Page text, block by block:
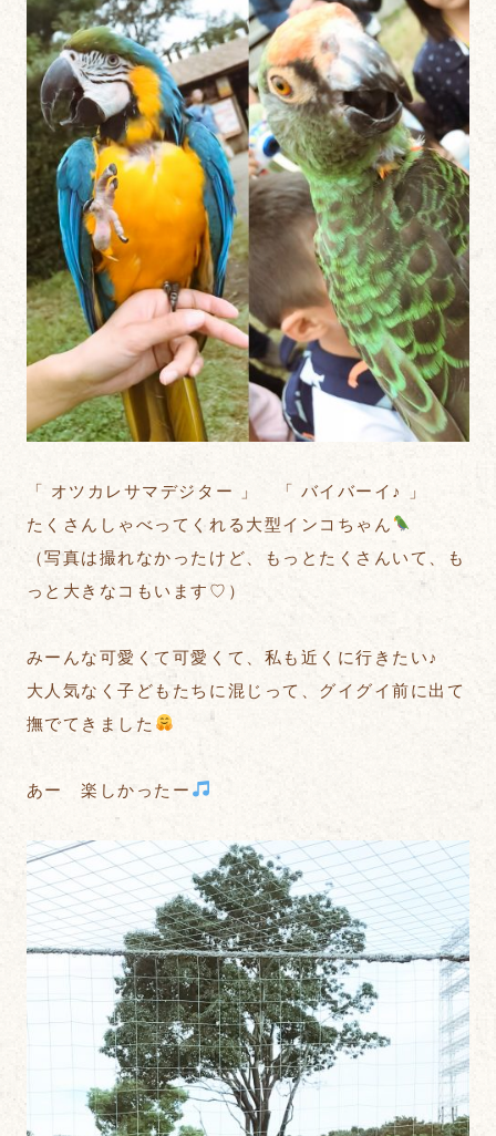
「 オツカレサマデジター 」 「 バイバーイ♪ 」
たくさんしゃべってくれる大型インコちゃん
（写真は撮れなかったけど、もっとたくさんいて、も
っと大きなコもいます♡）
みーんな可愛くて可愛くて、私も近くに行きたい♪
大人気なく子どもたちに混じって、グイグイ前に出て
撫でてきました
あー 楽しかったー